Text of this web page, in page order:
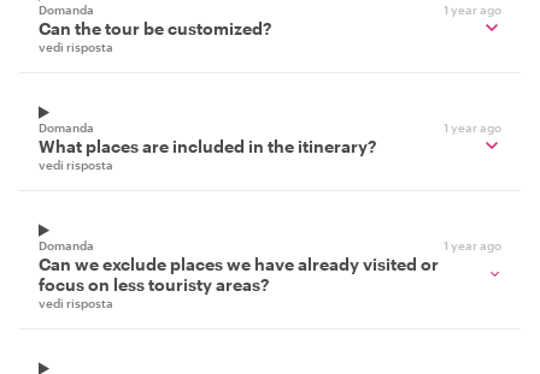
Domanda 1 year ago
Can the tour be customized?
vedi risposta
Domanda 1 year ago
What places are included in the itinerary?
vedi risposta
Domanda 1 year ago
Can we exclude places we have already visited or
focus on less touristy areas?
vedi risposta